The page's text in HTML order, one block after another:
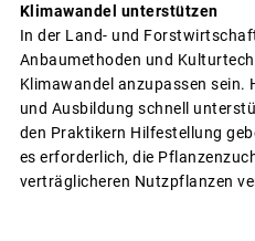
Klimawandel unterstützen
In der Land- und
Anbaumethoden und
Klimawandel anzupassen sein.
und Ausbildung schnell
den Praktikern Hilfestellung
es erforderlich, die
verträglicheren Nutzpflanzen